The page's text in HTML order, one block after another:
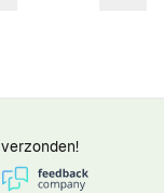
verzonden!